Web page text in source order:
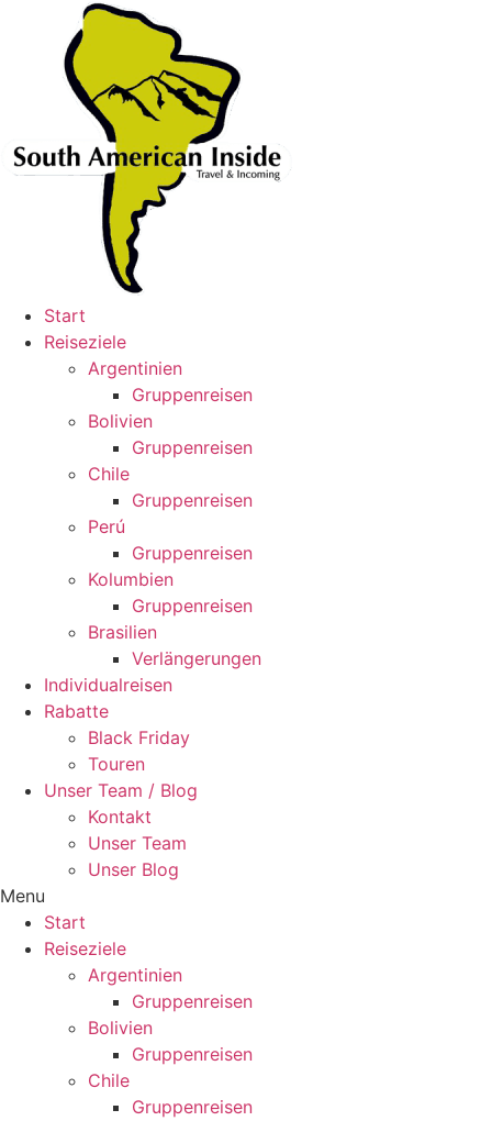
Start
Reiseziele
Argentinien
Gruppenreisen
Bolivien
Gruppenreisen
Chile
Gruppenreisen
Perú
Gruppenreisen
Kolumbien
Gruppenreisen
Brasilien
Verlängerungen
Individualreisen
Rabatte
Black Friday
Touren
Unser Team / Blog
Kontakt
Unser Team
Unser Blog
Menu
Start
Reiseziele
Argentinien
Gruppenreisen
Bolivien
Gruppenreisen
Chile
Gruppenreisen